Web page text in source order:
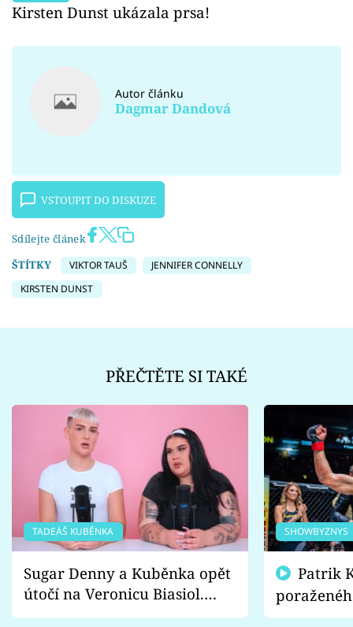
Kirsten Dunst ukázala prsa!
Autor článku
Dagmar Dandová
VSTOUPIT DO DISKUZE
Sdílejte článek
ŠTÍTKY
VIKTOR TAUŠ
JENNIFER CONNELLY
KIRSTEN DUNST
PŘEČTĚTE SI TAKÉ
TADEÁŠ KUBĚNKA
Sugar Denny a Kuběnka opět
útočí na Veronicu Biasiol.
Proč je podle nich falešná a
SHOWBYZNYS
fanoušci